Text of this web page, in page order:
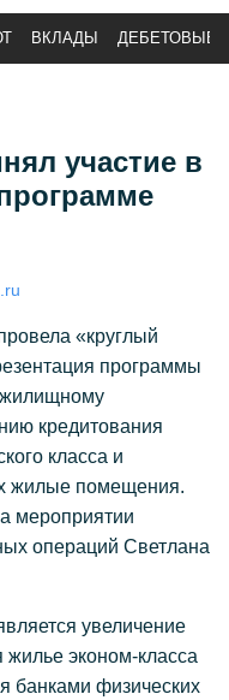
ВКЛАДЫ ДЕБЕТОВЫЕ
участие в
«круглый
программы
жилищному
кредитования
класса и
жилые помещения.
мероприятии
операций Светлана
увеличение
эконом-класса
банками физических